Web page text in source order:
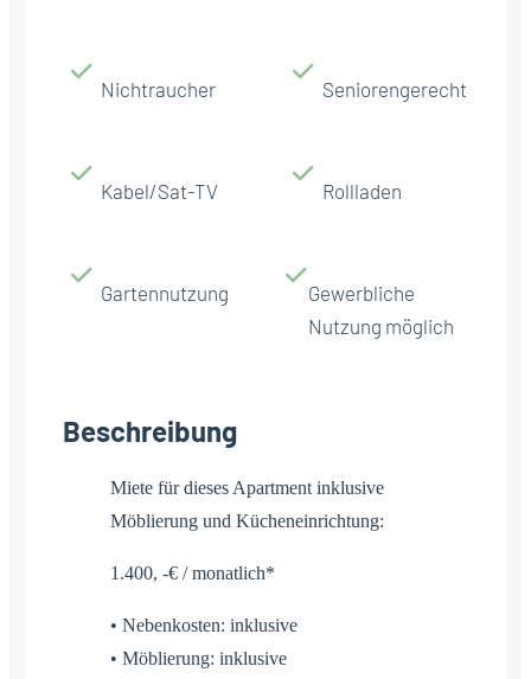
Nichtraucher Seniorengerecht
Kabel/Sat-TV Rollladen
Gartennutzung
Gewerbliche
Nutzung möglich
Beschreibung
Miete für dieses Apartment inklusive
Möblierung und Kücheneinrichtung:
1.400, -€ / monatlich*
• Nebenkosten: inklusive
• Möblierung: inklusive